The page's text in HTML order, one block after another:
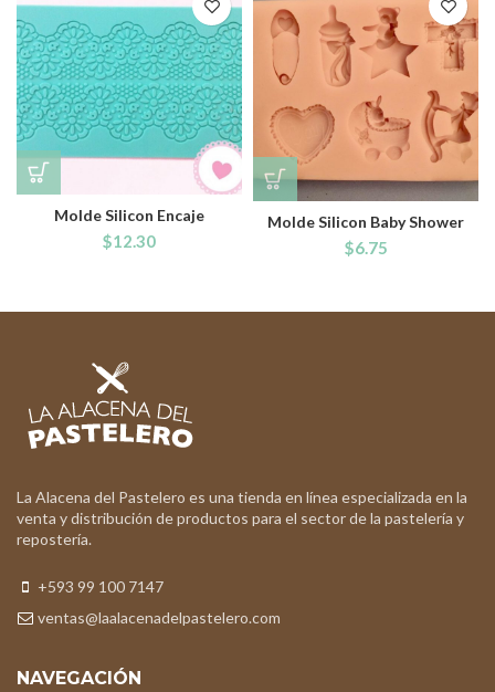
Molde Silicon Encaje
$12.30
Molde Silicon Baby Shower
$6.75
La Alacena del Pastelero es una tienda en línea especializada en la
venta y distribución de productos para el sector de la pastelería y
repostería.
+593 99 100 7147
ventas@laalacenadelpastelero.com
NAVEGACIÓN